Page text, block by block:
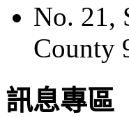
No. 21,
County
訊息專區